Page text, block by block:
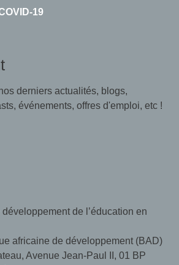
19
derniers actualités, blogs,
événements, offres d'emploi, etc !
de l’éducation en
africaine de développement (BAD)
Avenue Jean-Paul II, 01 BP